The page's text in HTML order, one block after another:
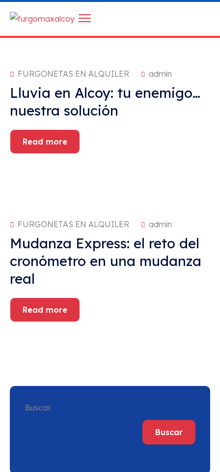
FURGONETAS EN ALQUILER admin
Lluvia en Alcoy: tu enemigo…
nuestra solución
Read more
FURGONETAS EN ALQUILER admin
Mudanza Express: el reto del
cronómetro en una mudanza
real
Read more
Buscar
Buscar